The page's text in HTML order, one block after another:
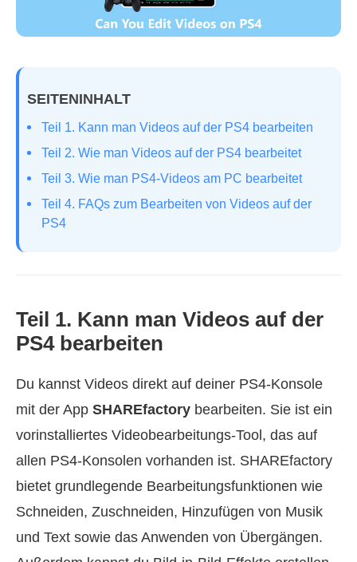
SEITENINHALT
Teil 1. Kann man Videos auf der PS4 bearbeiten
Teil 2. Wie man Videos auf der PS4 bearbeitet
Teil 3. Wie man PS4‑Videos am PC bearbeitet
Teil 4. FAQs zum Bearbeiten von Videos auf der
PS4
Teil 1. Kann man Videos auf der
PS4 bearbeiten
Du kannst Videos direkt auf deiner PS4‑Konsole
mit der App SHAREfactory bearbeiten. Sie ist ein
vorinstalliertes Videobearbeitungs‑Tool, das auf
allen PS4‑Konsolen vorhanden ist. SHAREfactory
bietet grundlegende Bearbeitungsfunktionen wie
Schneiden, Zuschneiden, Hinzufügen von Musik
und Text sowie das Anwenden von Übergängen.